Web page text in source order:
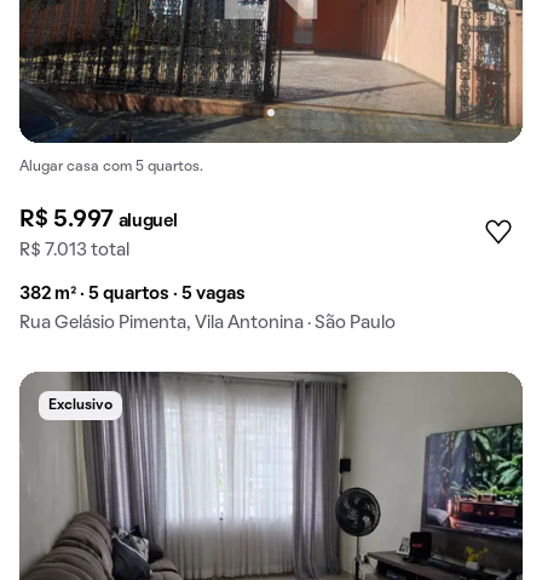
Alugar casa com 5 quartos.
R$ 5.997 aluguel
R$ 7.013 total
382 m² · 5 quartos · 5 vagas
Rua Gelásio Pimenta, Vila Antonina · São Paulo
Exclusivo